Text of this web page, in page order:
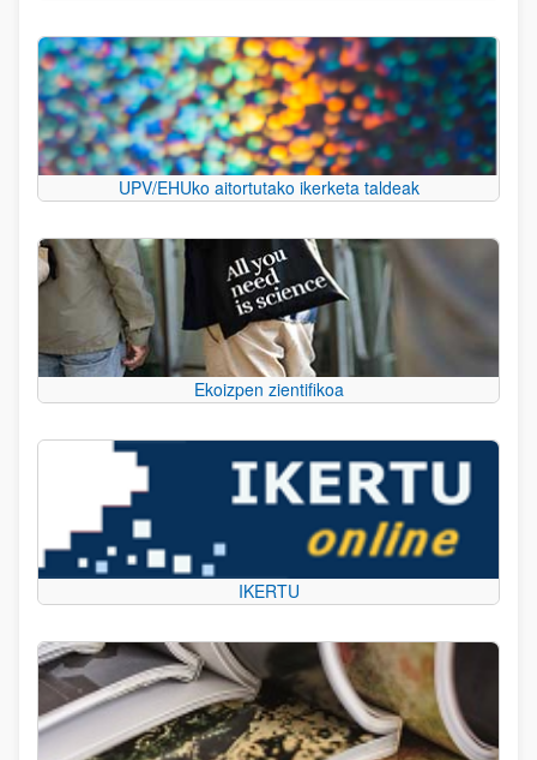
UPV/EHUko aitortutako ikerketa taldeak
Ekoizpen zientifikoa
IKERTU